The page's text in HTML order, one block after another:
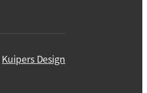
Kuipers Design